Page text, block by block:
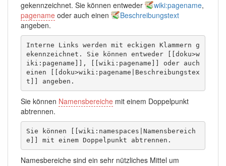
gekennzeichnet. Sie können entweder
wiki:pagename,
pagename oder auch einen
Beschreibungstext
angeben.
Interne Links werden mit eckigen Klammern g
ekennzeichnet. Sie können entweder [[doku>w
iki:pagename]], [[wiki:pagename]] oder auch
einen [[doku>wiki:pagename|Beschreibungstex
t]] angeben.
Sie können Namensbereiche mit einem Doppelpunkt
abtrennen.
Sie können [[wiki:namespaces|Namensbereich
e]] mit einem Doppelpunkt abtrennen.
Namesbereiche sind ein sehr nützliches Mittel um